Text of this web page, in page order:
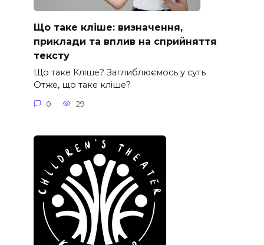
Що таке кліше: визначення,
приклади та вплив на сприйняття
тексту
Що таке Кліше? Заглиблюємось у суть
Отже, що таке кліше?
0 29